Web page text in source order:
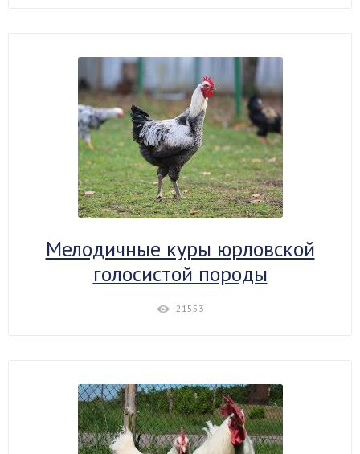
Мелодичные куры юрловской
голосистой породы
21553